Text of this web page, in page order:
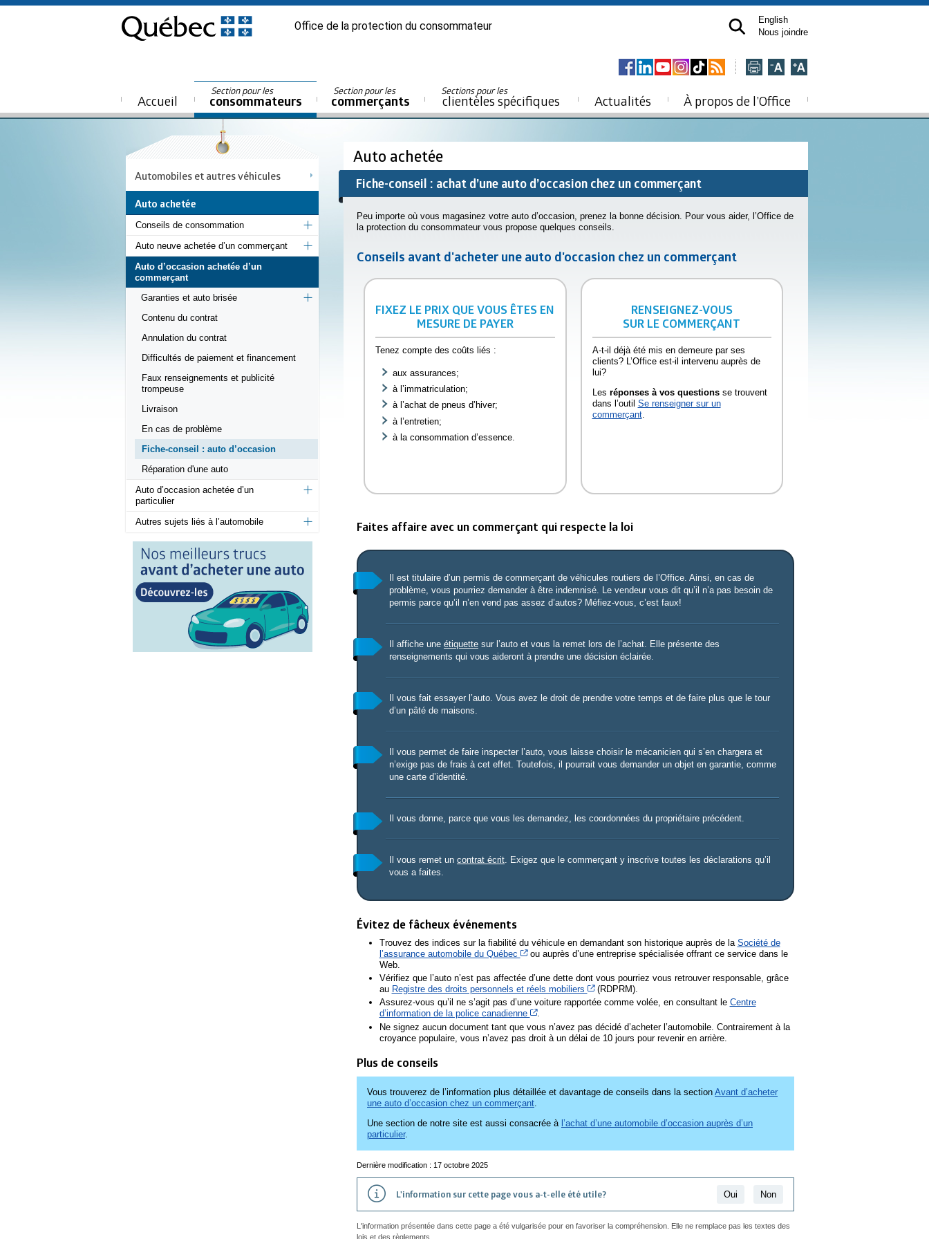
Office de la protection du consommateur
English
Nous joindre
Accueil
Section pour les
consommateurs
Section pour les
commerçants
Sections pour les
clientèles spécifiques Actualités À propos de l’Office
Automobiles et autres véhicules
Auto achetée
Conseils de consommation
Auto neuve achetée d’un commerçant
Auto d’occasion achetée d’un
commerçant
Garanties et auto brisée
Contenu du contrat
Annulation du contrat
Difficultés de paiement et financement
Faux renseignements et publicité
trompeuse
Livraison
En cas de problème
Fiche-conseil : auto d’occasion
Réparation d'une auto
Auto d’occasion achetée d’un
particulier
Autres sujets liés à l’automobile
Auto achetée
Fiche-conseil : achat d’une auto d’occasion chez un commerçant
Peu importe où vous magasinez votre auto d’occasion, prenez la bonne décision. Pour vous aider, l’Office de
la protection du consommateur vous propose quelques conseils.
Conseils avant d'acheter une auto d'occasion chez un commerçant
FIXEZ LE PRIX QUE VOUS ÊTES EN
MESURE DE PAYER
Tenez compte des coûts liés :
aux assurances;
à l’immatriculation;
à l’achat de pneus d’hiver;
à l’entretien;
à la consommation d’essence.
RENSEIGNEZ-VOUS
SUR LE COMMERÇANT
A-t-il déjà été mis en demeure par ses
clients? L’Office est-il intervenu auprès de
lui?
Les réponses à vos questionsse trouvent
dans l’outil Se renseigner sur un
commerçant.
Faites affaire avec un commerçant qui respecte la loi
Il est titulaire d’un permis de commerçant de véhicules routiers de l’Office. Ainsi, en cas de
problème, vous pourriez demander à être indemnisé. Le vendeur vous dit qu’il n’a pas besoin de
permis parce qu’il n’en vend pas assez d’autos? Méfiez-vous, c’est faux!
Il affiche une étiquette sur l’auto et vous la remet lors de l’achat. Elle présente des
renseignements qui vous aideront à prendre une décision éclairée.
Il vous fait essayer l’auto. Vous avez le droit de prendre votre temps et de faire plus que le tour
d’un pâté de maisons.
Il vous permet de faire inspecter l’auto, vous laisse choisir le mécanicien qui s’en chargera et
n’exige pas de frais à cet effet. Toutefois, il pourrait vous demander un objet en garantie, comme
une carte d’identité.
Il vous donne, parce que vous les demandez, les coordonnées du propriétaire précédent.
Il vous remet un contrat écrit. Exigez que le commerçant y inscrive toutes les déclarations qu’il
vous a faites.
Évitez de fâcheux événements
Trouvez des indices sur la fiabilité du véhicule en demandant son historique auprès de la Société de
l’assurance automobile du Québec
Cet hyperlien s’ouvrira dans une nouvelle fenêtre
ou auprès d’une entreprise spécialisée offrant ce service dans le
Web.
Vérifiez que l’auto n’est pas affectée d’une dette dont vous pourriez vous retrouver responsable, grâce
au Registre des droits personnels et réels mobiliers Cet hyperlien s’ouvrira dans une nouvelle fenêtre
(RDPRM).
Assurez-vous qu’il ne s’agit pas d’une voiture rapportée comme volée, en consultant le Centre
d’information de la police canadienne
Cet hyperlien s’ouvrira dans une nouvelle fenêtre
.
Ne signez aucun document tant que vous n’avez pas décidé d’acheter l’automobile. Contrairement à la
croyance populaire, vous n’avez pas droit à un délai de 10 jours pour revenir en arrière.
Plus de conseils
Vous trouverez de l’information plus détaillée et davantage de conseils dans la section Avant d’acheter
une auto d’occasion chez un commerçant
Une section de notre site est aussi consacrée à l’achat d’une automobile d’occasion auprès d’un
particulier.
Dernière modification : 17 octobre 2025
L'information sur cette page vous a-t-elle été utile? Oui Non
L'information présentée dans cette page a été vulgarisée pour en favoriser la compréhension. Elle ne remplace pas les textes des
lois et des règlements.